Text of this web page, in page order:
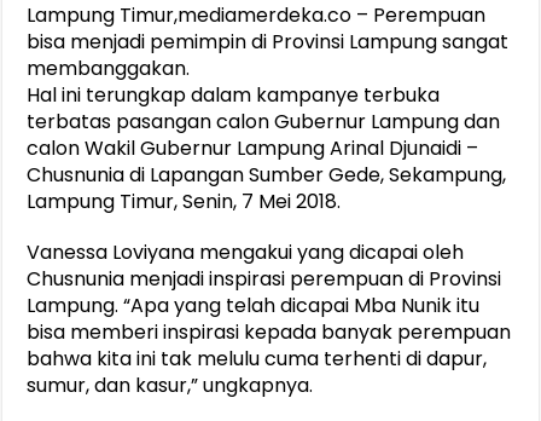
Lampung Timur,mediamerdeka.co – Perempuan
bisa menjadi pemimpin di Provinsi Lampung sangat
membanggakan.
Hal ini terungkap dalam kampanye terbuka
terbatas pasangan calon Gubernur Lampung dan
calon Wakil Gubernur Lampung Arinal Djunaidi –
Chusnunia di Lapangan Sumber Gede, Sekampung,
Lampung Timur, Senin, 7 Mei 2018.
Vanessa Loviyana mengakui yang dicapai oleh
Chusnunia menjadi inspirasi perempuan di Provinsi
Lampung. “Apa yang telah dicapai Mba Nunik itu
bisa memberi inspirasi kepada banyak perempuan
bahwa kita ini tak melulu cuma terhenti di dapur,
sumur, dan kasur,” ungkapnya.